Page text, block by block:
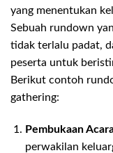
yang menentukan
Sebuah rundown
tidak terlalu padat,
peserta untuk
Berikut contoh
gathering:
Pembukaan
perwakilan